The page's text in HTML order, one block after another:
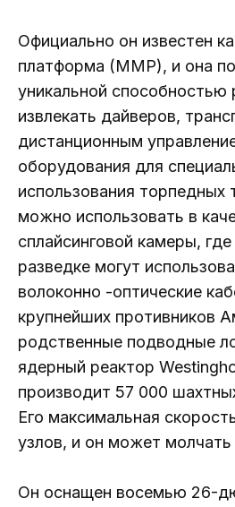
Официально он известен
платформа (MMP), и она
уникальной способностью
извлекать дайверов,
дистанционным
оборудования для
использования торпедных
можно использовать в
сплайсинговой камеры,
разведке могут
волоконно -оптические
крупнейших противников
родственные подводные
ядерный реактор
производит 57 000
Его максимальная
узлов, и он может молчать
Он оснащен восемью 26-